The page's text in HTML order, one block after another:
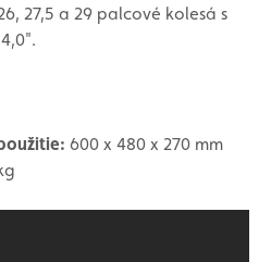
27,5 a 29 palcové kolesá s
600 x 480 x 270 mm